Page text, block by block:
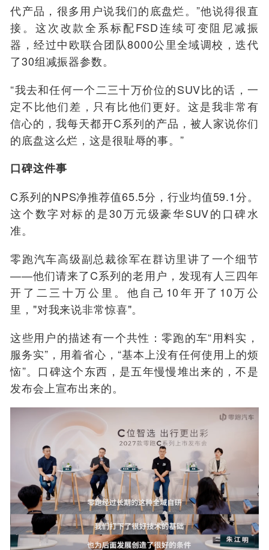
代产品，很多用户说我们的底盘烂。”他说得很直
接。这次改款全系标配FSD连续可变阻尼减振
器，经过中欧联合团队8000公里全域调校，迭代
了30组减振器参数。
“我去和任何一个二三十万价位的SUV比的话，一
定不比他们差，只有比他们更好。这是我非常有
信心的，我每天都开C系列的产品，被人家说你们
的底盘这么烂，这是很耻辱的事。”
口碑这件事
C系列的NPS净推荐值65.5分，行业均值59.1分。
这个数字对标的是30万元级豪华SUV的口碑水
准。
零跑汽车高级副总裁徐军在群访里讲了一个细节
——他们请来了C系列的老用户，发现有人三四年
开了二三十万公里。他自己10年开了10万公
里，"对我来说非常惊喜"。
这些用户的描述有一个共性：零跑的车“用料实，
服务实”，用着省心，“基本上没有任何使用上的烦
恼”。口碑这个东西，是五年慢慢堆出来的，不是
发布会上宣布出来的。